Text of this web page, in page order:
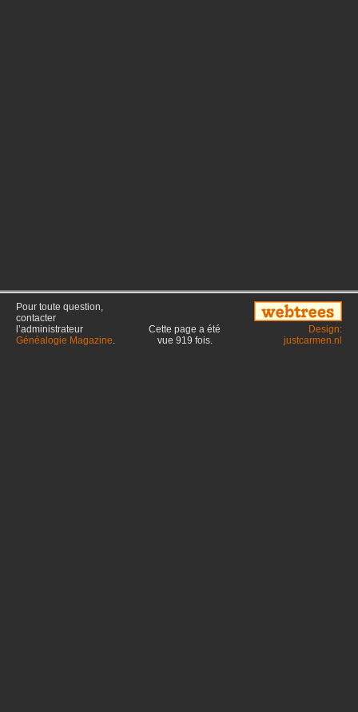
Pour toute question,
contacter
l’administrateur
Généalogie Magazine.
Cette page a été
vue 919 fois.
Design:
justcarmen.nl